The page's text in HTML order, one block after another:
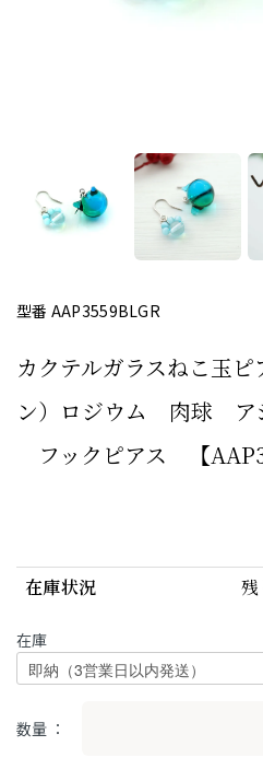
型番 AAP3559BLGR
カクテルガラスねこ玉
ン）ロジウム 肉球 ア
フックピアス 【
在庫状況
在庫
数量